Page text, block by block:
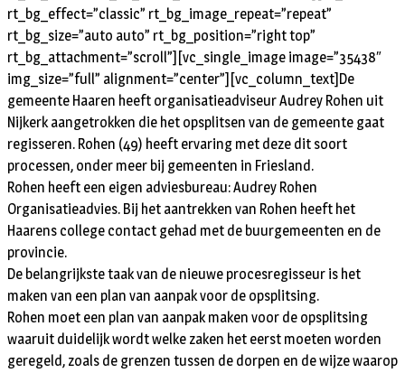
rt_bg_effect=”classic” rt_bg_image_repeat=”repeat”
rt_bg_size=”auto auto” rt_bg_position=”right top”
rt_bg_attachment=”scroll”][vc_single_image image=”35438″
img_size=”full” alignment=”center”][vc_column_text]De
gemeente Haaren heeft organisatieadviseur Audrey Rohen uit
Nijkerk aangetrokken die het opsplitsen van de gemeente gaat
regisseren. Rohen (49) heeft ervaring met deze dit soort
processen, onder meer bij gemeenten in Friesland.
Rohen heeft een eigen adviesbureau: Audrey Rohen
Organisatieadvies. Bij het aantrekken van Rohen heeft het
Haarens college contact gehad met de buurgemeenten en de
provincie.
De belangrijkste taak van de nieuwe procesregisseur is het
maken van een plan van aanpak voor de opsplitsing.
Rohen moet een plan van aanpak maken voor de opsplitsing
waaruit duidelijk wordt welke zaken het eerst moeten worden
geregeld, zoals de grenzen tussen de dorpen en de wijze waarop